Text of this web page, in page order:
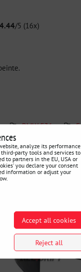
4.44/5 (16x)
BMW E36
analyze its performance
party tools and services to
to partners in the EU, USA or
you declare your consent
information or adjust your
Accept all cookies
Reject all